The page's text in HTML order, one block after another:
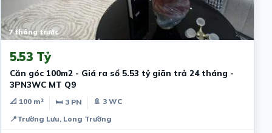
7 tháng trước
5.53 Tỷ
Căn góc 100m2 - Giá ra sổ 5.53 tỷ giãn trả 24 tháng -
3PN3WC MT Q9
📐 100 m² 🛏 3 PN
🚿 3 WC
📍Trường Lưu, Long Trường